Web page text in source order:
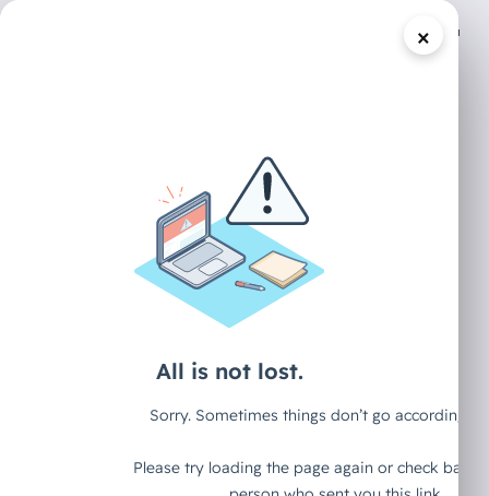
×
The Great AI
Decoupling:
Warum wir auf
eine Zwei-
Klassen-
Arbeitswelt